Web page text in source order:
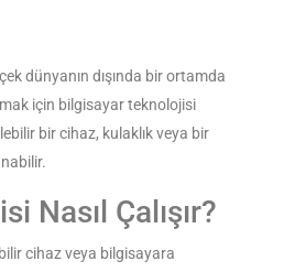
dünyanın dışında bir ortamda
için bilgisayar teknolojisi
bir cihaz, kulaklık veya bir
Nasıl Çalışır?
cihaz veya bilgisayara